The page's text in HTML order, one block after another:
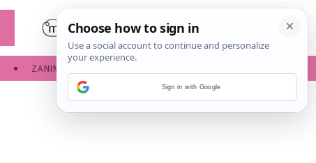
ZANIMLJIVOSTI
Sign in with Google